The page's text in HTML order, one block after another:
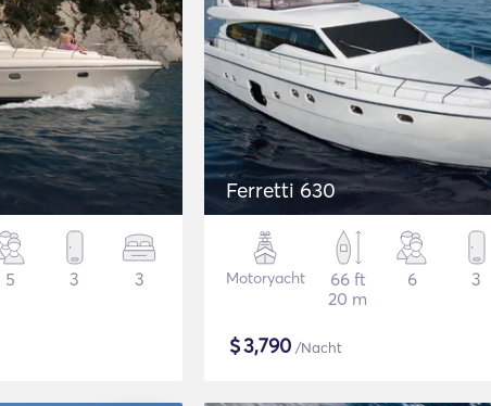
5 3 3
Ferretti 630
Motoryacht
66 ft
20 m
6 3
$3,790 /Nacht